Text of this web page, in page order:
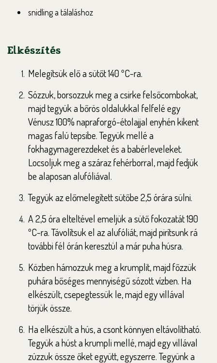
snidling a tálaláshoz
Elkészítés
Melegítsük elő a sütőt 140 ºC-ra.
Sózzuk, borsozzuk meg a csirke felsőcombokat,
majd tegyük a bőrös oldalukkal felfelé egy
Vénusz 100% napraforgó-étolajjal enyhén kikent
magas falú tepsibe. Tegyük mellé a
fokhagymagerezdeket és a babérleveleket.
Locsoljuk meg a száraz fehérborral, majd fedjük
be alaposan alufóliával.
Tegyük az előmelegített sütőbe 2,5 órára sülni.
A 2,5 óra elteltével emeljük a sütő fokozatát 190
ºC-ra. Távolítsuk el az alufóliát, majd pirítsunk rá
további fél órán keresztül a már puha húsra.
Közben hámozzuk meg a krumplit, majd főzzük
puhára bőséges mennyiségű sózott vízben. Ha
elkészült, csepegtessük le, majd egy villával
törjük össze.
Ha elkészült a hús, a csont könnyen eltávolítható.
Tegyük a húst a krumpli mellé, majd egy villával
zúzzuk össze őket együtt, egyszerre. Tegyünk a